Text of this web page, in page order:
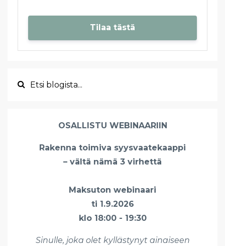
Tilaa tästä
OSALLISTU WEBINAARIIN
Rakenna toimiva syysvaatekaappi
– vältä nämä 3 virhettä
Maksuton webinaari
ti 1.9.2026
klo 18:00 - 19:30
Sinulle, joka olet kyllästynyt ainaiseen